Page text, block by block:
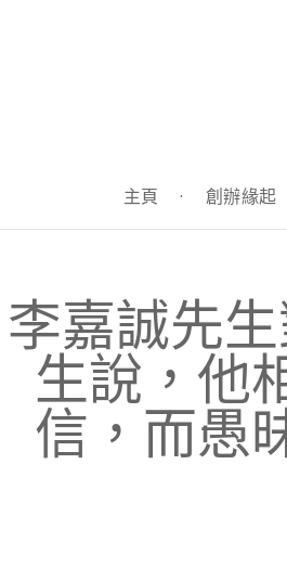
主頁 · 創辦緣起
李嘉誠先
生說，他
信，而愚